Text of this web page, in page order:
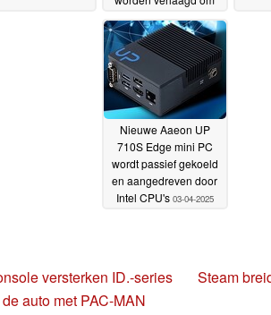
11-04-
2025
Nieuwe Aaeon UP
710S Edge mini PC
wordt passief gekoeld
en aangedreven door
Intel CPU's 03-04-2025
versterken ID.-series
auto met PAC-MAN
Steam